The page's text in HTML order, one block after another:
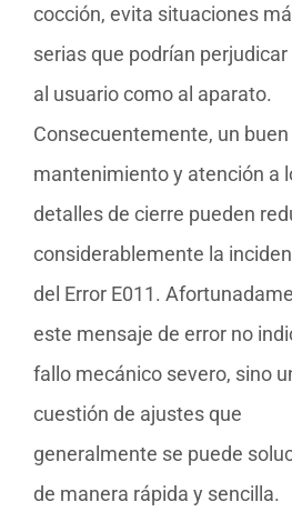
cocción, evita situaciones
serias que podrían
al usuario como al aparato.
Consecuentemente, un buen
mantenimiento y atención a
detalles de cierre pueden
considerablemente la
del Error E011.
este mensaje de error no
fallo mecánico severo, sino
cuestión de ajustes que
generalmente se puede
de manera rápida y sencilla.